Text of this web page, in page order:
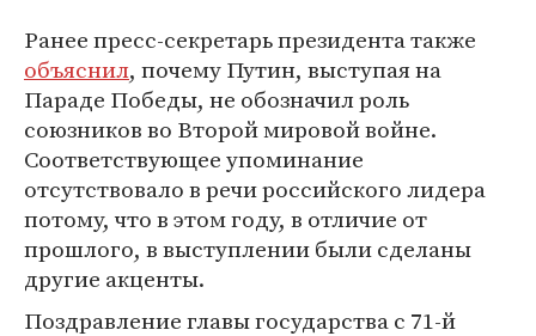
Ранее пресс-секретарь президента также
объяснил, почему Путин, выступая на
Параде Победы, не обозначил роль
союзников во Второй мировой войне.
Соответствующее упоминание
отсутствовало в речи российского лидера
потому, что в этом году, в отличие от
прошлого, в выступлении были сделаны
другие акценты.
Поздравление главы государства с 71-й